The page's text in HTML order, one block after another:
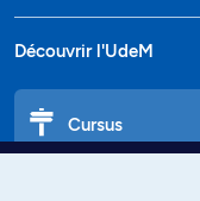
Découvrir l'UdeM
Cursus